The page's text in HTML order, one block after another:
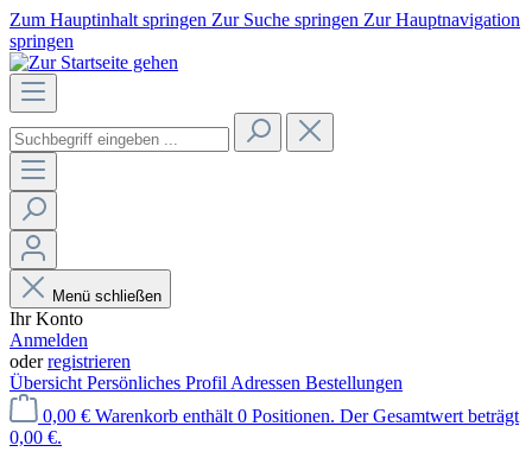
Zum Hauptinhalt springen Zur Suche springen Zur Hauptnavigation
springen
Menü schließen
Ihr Konto
Anmelden
oderregistrieren
Übersicht Persönliches Profil Adressen Bestellungen
0,00 € Warenkorb enthält 0 Positionen. Der Gesamtwert beträgt
0,00 €.